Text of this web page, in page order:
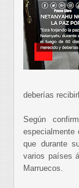
deberías
Según
que durante
varios países
Marruecos.